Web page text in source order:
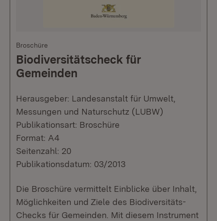
Broschüre
Biodiversitätscheck für
Gemeinden
Herausgeber: Landesanstalt für Umwelt,
Messungen und Naturschutz (LUBW)
Publikationsart: Broschüre
Format: A4
Seitenzahl: 20
Publikationsdatum: 03/2013
Die Broschüre vermittelt Einblicke über Inhalt,
Möglichkeiten und Ziele des Biodiversitäts-
Checks für Gemeinden. Mit diesem Instrument